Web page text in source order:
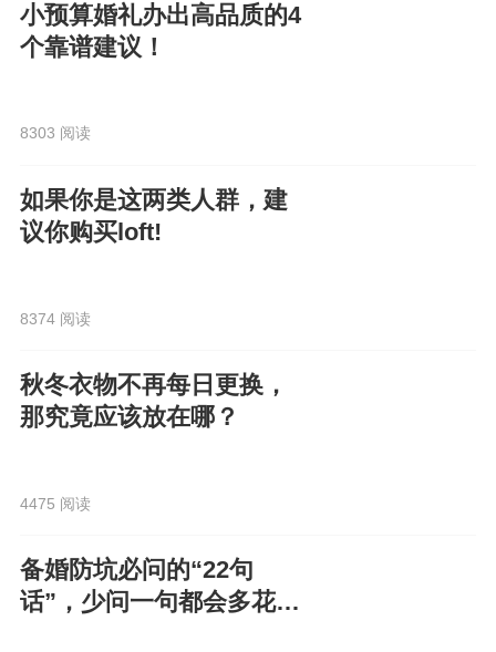
小预算婚礼办出高品质的4
个靠谱建议！
8303 阅读
如果你是这两类人群，建
议你购买loft!
8374 阅读
秋冬衣物不再每日更换，
那究竟应该放在哪？
4475 阅读
备婚防坑必问的“22句
话”，少问一句都会多花